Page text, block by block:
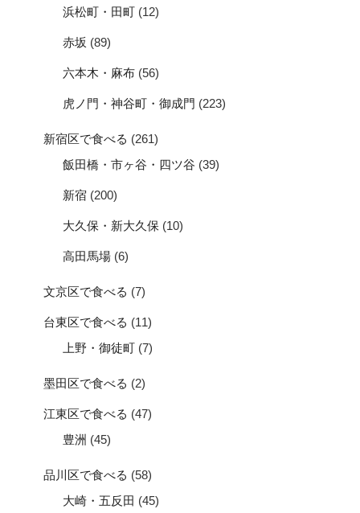
浜松町・田町 (12)
赤坂 (89)
六本木・麻布 (56)
虎ノ門・神谷町・御成門 (223)
新宿区で食べる (261)
飯田橋・市ヶ谷・四ツ谷 (39)
新宿 (200)
大久保・新大久保 (10)
高田馬場 (6)
文京区で食べる (7)
台東区で食べる (11)
上野・御徒町 (7)
墨田区で食べる (2)
江東区で食べる (47)
豊洲 (45)
品川区で食べる (58)
大崎・五反田 (45)